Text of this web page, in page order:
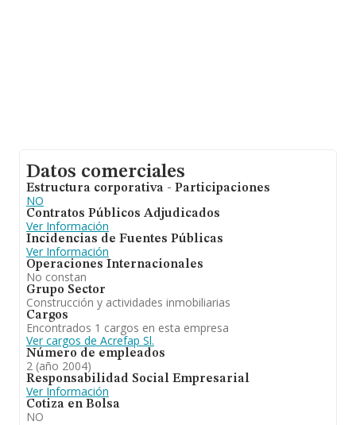
Datos comerciales
Estructura corporativa - Participaciones
NO
Contratos Públicos Adjudicados
Ver Información
Incidencias de Fuentes Públicas
Ver Información
Operaciones Internacionales
No constan
Grupo Sector
Construcción y actividades inmobiliarias
Cargos
Encontrados 1 cargos en esta empresa
Ver cargos de Acrefap Sl.
Número de empleados
2 (año 2004)
Responsabilidad Social Empresarial
Ver Información
Cotiza en Bolsa
NO